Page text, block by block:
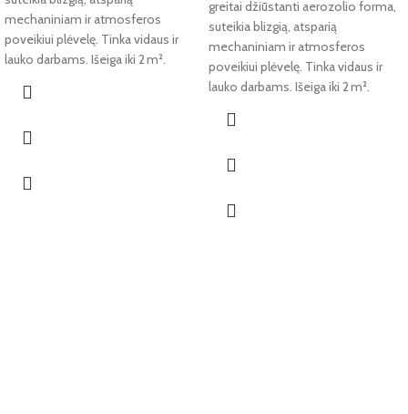
mechaniniam ir atmosferos
poveikiui plėvelę. Tinka vidaus ir
lauko darbams. Išeiga iki 2 m².
greitai džiūstanti aerozolio forma,
suteikia blizgią, atsparią
mechaniniam ir atmosferos
poveikiui plėvelę. Tinka vidaus ir
lauko darbams. Išeiga iki 2 m².